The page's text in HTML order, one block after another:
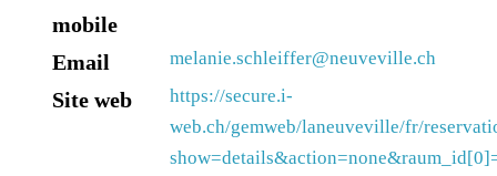
mobile
Email melanie.schleiffer@neuveville.ch
Site web
https://secure.i-
web.ch/gemweb/laneuveville/fr/